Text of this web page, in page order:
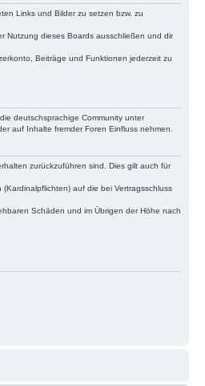
Links und Bilder zu setzen bzw. zu
Nutzung dieses Boards ausschließen und dir
Beiträge und Funktionen jederzeit zu
deutschsprachige Community unter
auf Inhalte fremder Foren Einfluss nehmen.
zurückzuführen sind. Dies gilt auch für
auf die bei Vertragsschluss
Schäden und im Übrigen der Höhe nach